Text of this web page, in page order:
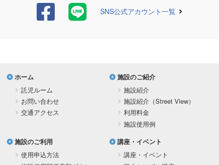
SNS公式アカウント一覧
ホーム
託児ルーム
お問い合わせ
交通アクセス
施設のご紹介
施設紹介
施設紹介（Street View）
利用料金
施設使用例
施設のご利用
使用申込方法
講座・イベント
講座・イベント